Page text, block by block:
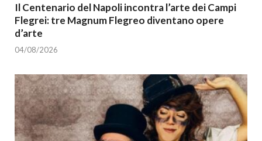
Il Centenario del Napoli incontra l’arte dei Campi
Flegrei: tre Magnum Flegreo diventano opere
d’arte
04/08/2026